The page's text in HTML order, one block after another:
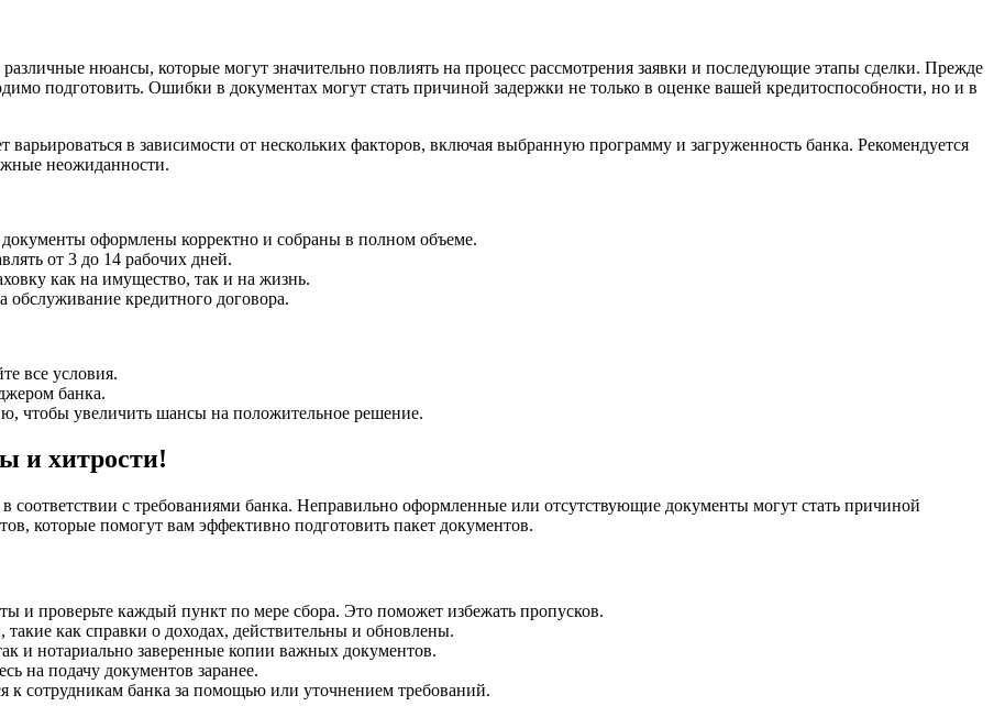
нюансы, которые могут значительно повлиять на процесс рассмотрения заявки и последующие этапы сделки. Прежде
подготовить. Ошибки в документах могут стать причиной задержки не только в оценке вашей кредитоспособности, но и в
в зависимости от нескольких факторов, включая выбранную программу и загруженность банка. Рекомендуется
неожиданности.
документы оформлены корректно и собраны в полном объеме.
от 3 до 14 рабочих дней.
как на имущество, так и на жизнь.
кредитного договора.
все условия.
банка.
чтобы увеличить шансы на положительное решение.
и хитрости!
с требованиями банка. Неправильно оформленные или отсутствующие документы могут стать причиной
которые помогут вам эффективно подготовить пакет документов.
и проверьте каждый пункт по мере сбора. Это поможет избежать пропусков.
такие как справки о доходах, действительны и обновлены.
и нотариально заверенные копии важных документов.
на подачу документов заранее.
к сотрудникам банка за помощью или уточнением требований.